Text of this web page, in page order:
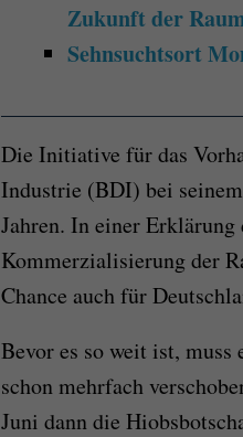
Zukunft der
Sehnsuchtsort
Die Initiative für das
Industrie (BDI) bei
Jahren. In einer Erklärung
Kommerzialisierung der
Chance auch für
Bevor es so weit ist, muss
schon mehrfach
Juni dann die